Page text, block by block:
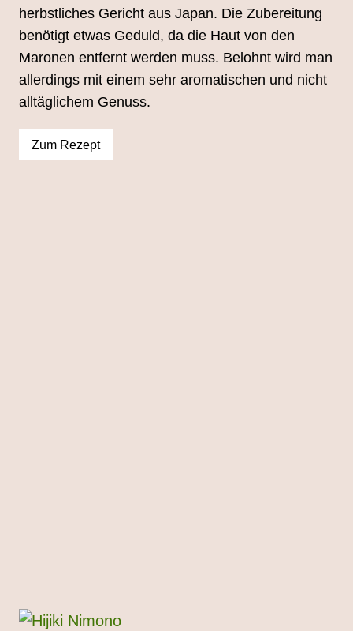
herbstliches Gericht aus Japan. Die Zubereitung
benötigt etwas Geduld, da die Haut von den
Maronen entfernt werden muss. Belohnt wird man
allerdings mit einem sehr aromatischen und nicht
alltäglichem Genuss.
Zum Rezept